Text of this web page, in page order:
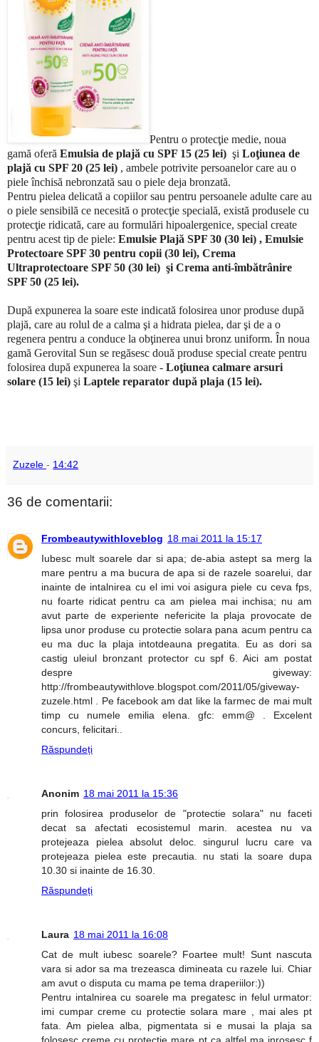
Pentru o protecţie medie, noua
gamă oferă Emulsia de plajă cu SPF 15 (25 lei) şi Loţiunea de
plajă cu SPF 20 (25 lei) , ambele potrivite persoanelor care au o
piele închisă nebronzată sau o piele deja bronzată.
Pentru pielea delicată a copiilor sau pentru persoanele adulte care au
o piele sensibilă ce necesită o protecţie specială, există produsele cu
protecţie ridicată, care au formulări hipoalergenice, special create
pentru acest tip de piele: Emulsie Plajă SPF 30 (30 lei) , Emulsie
Protectoare SPF 30 pentru copii (30 lei), Crema
Ultraprotectoare SPF 50 (30 lei) şi Crema anti-îmbătrânire
SPF 50 (25 lei).
După expunerea la soare este indicată folosirea unor produse după
plajă, care au rolul de a calma şi a hidrata pielea, dar şi de a o
regenera pentru a conduce la obţinerea unui bronz uniform. În noua
gamă Gerovital Sun se regăsesc două produse special create pentru
folosirea după expunerea la soare - Loţiunea calmare arsuri
solare (15 lei) şi Laptele reparator după plaja (15 lei).
Zuzele - 14:42
36 de comentarii:
Frombeautywithloveblog 18 mai 2011 la 15:17
Iubesc mult soarele dar si apa; de-abia astept sa merg la
mare pentru a ma bucura de apa si de razele soarelui, dar
inainte de intalnirea cu el imi voi asigura piele cu ceva fps,
nu foarte ridicat pentru ca am pielea mai inchisa; nu am
avut parte de experiente nefericite la plaja provocate de
lipsa unor produse cu protectie solara pana acum pentru ca
eu ma duc la plaja intotdeauna pregatita. Eu as dori sa
castig uleiul bronzant protector cu spf 6. Aici am postat
despre giveway:
http://frombeautywithlove.blogspot.com/2011/05/giveway-
zuzele.html . Pe facebook am dat like la farmec de mai mult
timp cu numele emilia elena. gfc: emm@ . Excelent
concurs, felicitari..
Răspundeți
Anonim 18 mai 2011 la 15:36
prin folosirea produselor de "protectie solara" nu faceti
decat sa afectati ecosistemul marin. acestea nu va
protejeaza pielea absolut deloc. singurul lucru care va
protejeaza pielea este precautia. nu stati la soare dupa
10.30 si inainte de 16.30.
Răspundeți
Laura 18 mai 2011 la 16:08
Cat de mult iubesc soarele? Foartee mult! Sunt nascuta
vara si ador sa ma trezeasca dimineata cu razele lui. Chiar
am avut o disputa cu mama pe tema draperiilor:))
Pentru intalnirea cu soarele ma pregatesc in felul urmator:
imi cumpar creme cu protectie solara mare , mai ales pt
fata. Am pielea alba, pigmentata si e musai la plaja sa